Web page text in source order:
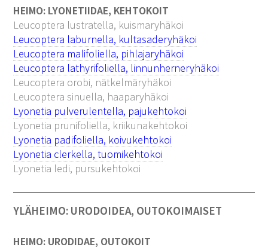
HEIMO: LYONETIIDAE, KEHTOKOIT
Leucoptera lustratella, kuismaryhäkoi
Leucoptera laburnella, kultasaderyhäkoi
Leucoptera malifoliella, pihlajaryhäkoi
Leucoptera lathyrifoliella, linnunherneryhäkoi
Leucoptera orobi, nätkelmäryhäkoi
Leucoptera sinuella, haaparyhäkoi
Lyonetia pulverulentella, pajukehtokoi
Lyonetia prunifoliella, kriikunakehtokoi
Lyonetia padifoliella, koivukehtokoi
Lyonetia clerkella, tuomikehtokoi
Lyonetia ledi, pursukehtokoi
YLÄHEIMO: URODOIDEA, OUTOKOIMAISET
HEIMO: URODIDAE, OUTOKOIT